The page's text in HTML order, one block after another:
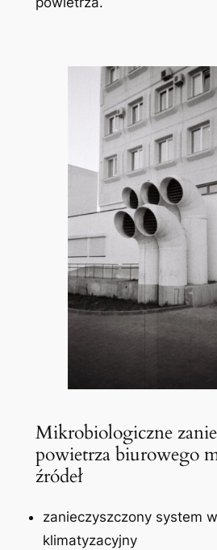
Mikrobiologiczne
powietrza biurowego
źródeł
zanieczyszczony system
klimatyzacyjny